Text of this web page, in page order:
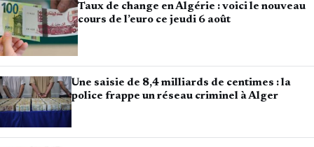
Taux de change en Algérie : voici le nouveau
cours de l’euro ce jeudi 6 août
Une saisie de 8,4 milliards de centimes : la
police frappe un réseau criminel à Alger